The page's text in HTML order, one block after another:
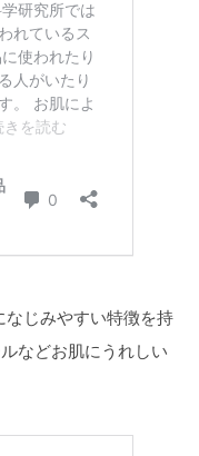
じみやすい特徴を持
などお肌にうれしい